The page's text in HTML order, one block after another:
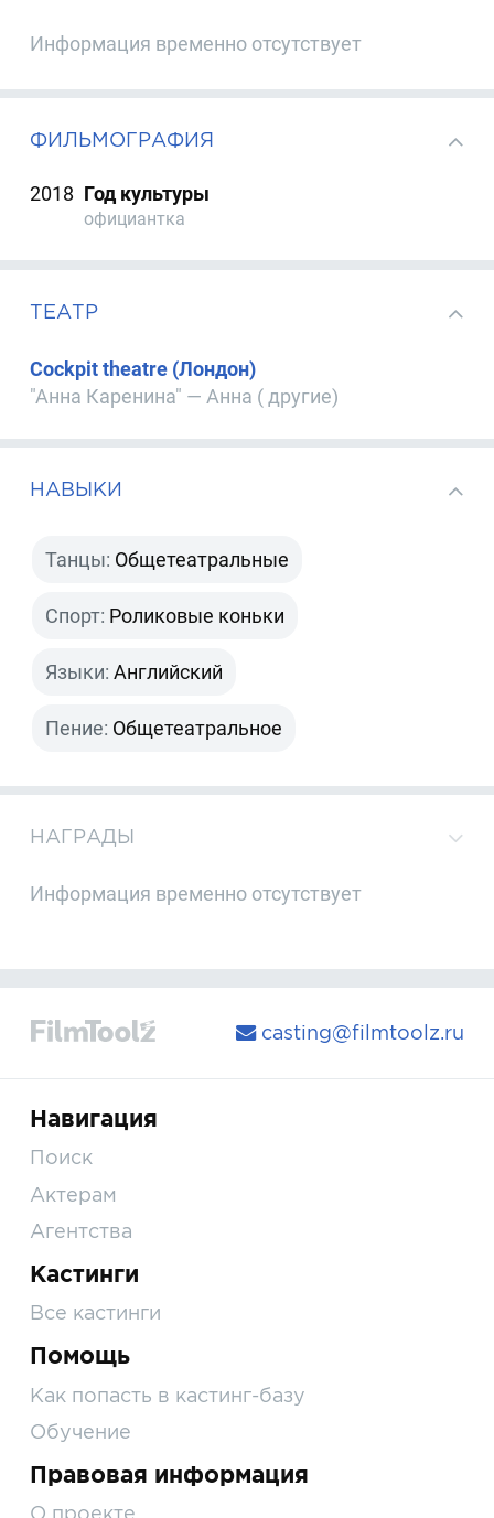
Информация временно отсутствует
ФИЛЬМОГРАФИЯ
2018 Год культуры
официантка
ТЕАТР
Cockpit theatre (Лондон)
"Анна Каренина" — Анна ( другие)
НАВЫКИ
Танцы: Общетеатральные
Спорт: Роликовые коньки
Языки: Английский
Пение: Общетеатральное
НАГРАДЫ
Информация временно отсутствует
casting@filmtoolz.ru
Навигация
Поиск
Актерам
Агентства
Кастинги
Все кастинги
Помощь
Как попасть в кастинг-базу
Обучение
Правовая информация
О проекте